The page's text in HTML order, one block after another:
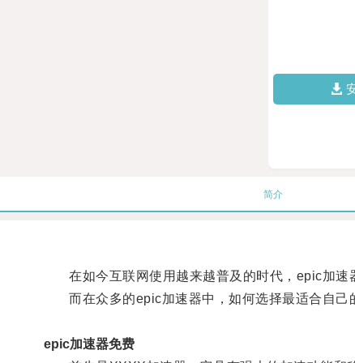
简介
在如今互联网使用越来越普及的时代，epic加速
而在众多的epic加速器中，如何选择最适合自己
epic加速器免费